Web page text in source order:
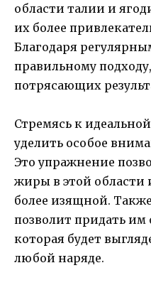
области талии и
их более
Благодаря
правильному
потрясающих
Стремясь к
уделить особое
Это упражнение
жиры в этой области
более изящной.
позволит придать
которая будет
любой наряде.